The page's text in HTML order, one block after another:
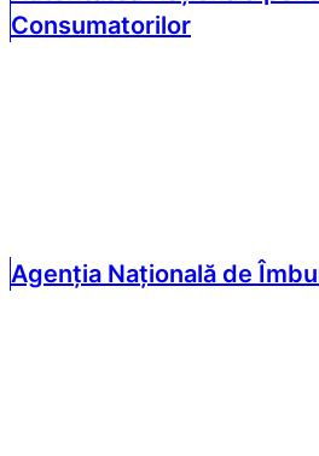
Consumatorilor
Agenția Națională de